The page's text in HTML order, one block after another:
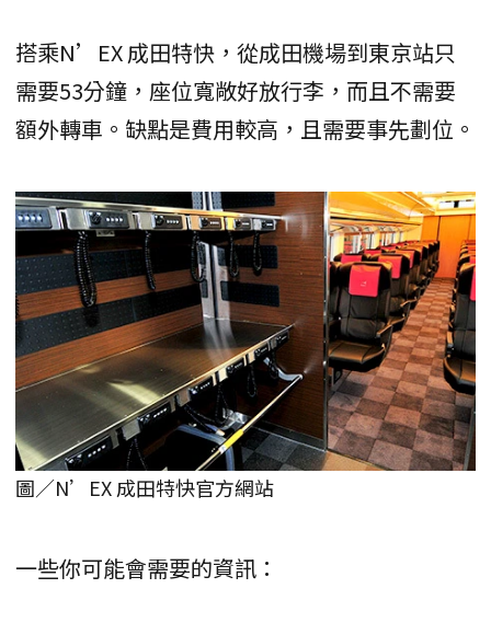
搭乘N’EX 成田特快，從成田機場到東京站只
需要53分鐘，座位寬敞好放行李，而且不需要
額外轉車。缺點是費用較高，且需要事先劃位。
圖／N’EX 成田特快官方網站
一些你可能會需要的資訊：